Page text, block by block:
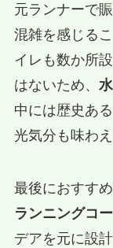
元ランナーで
混雑を感じる
イレも数か所
はないため、
中には歴史あ
光気分も味わえ
最後におすすめ
ランニングコ
デアを元に設